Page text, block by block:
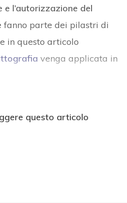
e l’autorizzazione del
fanno parte dei pilastri di
in questo articolo
venga applicata in
questo articolo